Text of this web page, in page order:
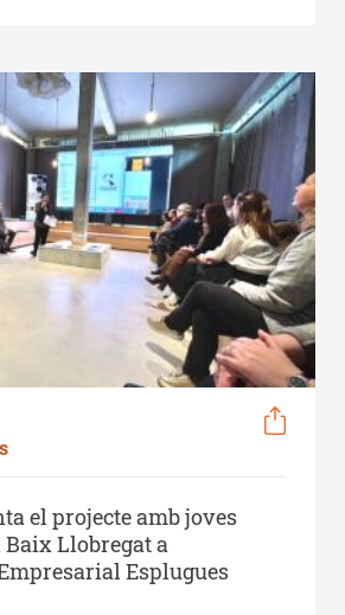
el projecte amb joves
Llobregat a
Esplugues